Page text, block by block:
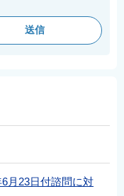
月23日付諮問に対